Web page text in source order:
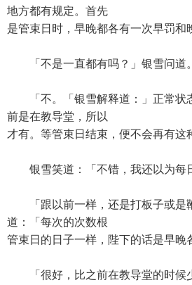
地方都有规定。首先
是管束日时，早晚都各有一次早罚和
「不是一直都有吗？」银雪问道。
「不。「银雪解释道：」正常状
前是在教导堂，所以
才有。等管束日结束，便不会再有这
银雪笑道：「不错，我还以为每
「跟以前一样，还是打板子或是
道：「每次的次数根
管束日的日子一样，陛下的话是早晚
「很好，比之前在教导堂的时候